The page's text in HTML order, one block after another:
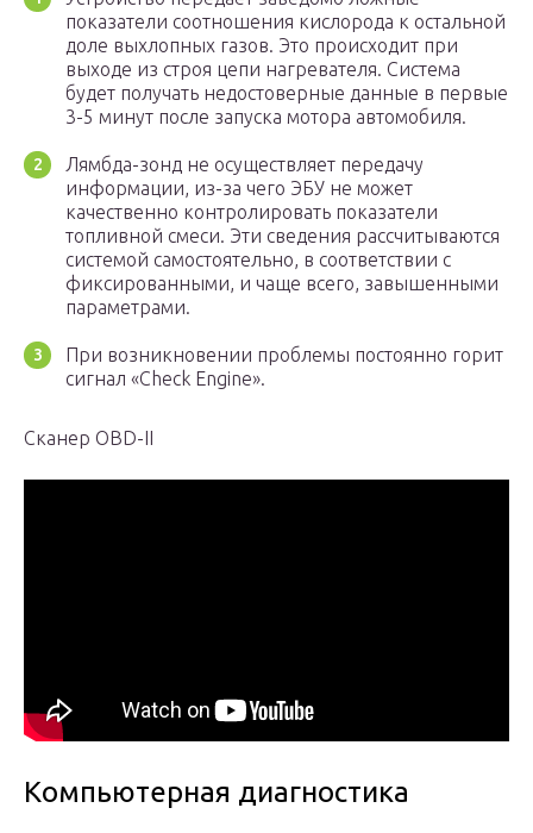
показатели соотношения кислорода к остальной
доле выхлопных газов. Это происходит при
выходе из строя цепи нагревателя. Система
будет получать недостоверные данные в первые
3-5 минут после запуска мотора автомобиля.
Лямбда-зонд не осуществляет передачу
информации, из-за чего ЭБУ не может
качественно контролировать показатели
топливной смеси. Эти сведения рассчитываются
системой самостоятельно, в соответствии с
фиксированными, и чаще всего, завышенными
параметрами.
При возникновении проблемы постоянно горит
сигнал «Check Engine».
Сканер OBD-II
Компьютерная диагностика